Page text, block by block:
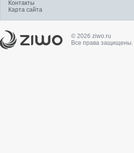
Контакты
Карта сайта
© 2026 ziwo.ru
Все права защищены.